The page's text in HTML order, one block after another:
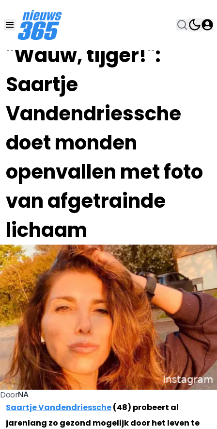
"Wauw, tijger!":
Saartje
Vandendriessche
doet monden
openvallen met foto
van afgetrainde
lichaam
18 DEC 2023, 21:00
DoorNA
Saartje Vandendriessche(48) probeert al
jarenlang zo gezond mogelijk door het leven te